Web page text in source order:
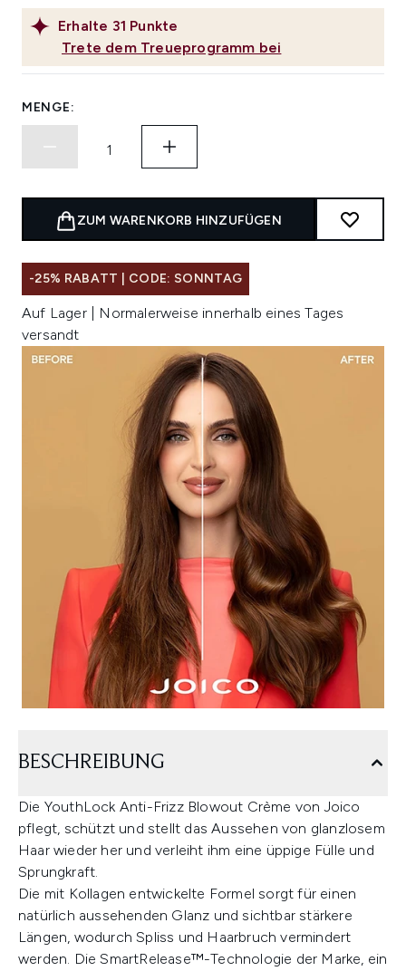
Erhalte 31 Punkte
Trete dem Treueprogramm bei
MENGE:
ZUM WARENKORB HINZUFÜGEN
-25% RABATT | CODE: SONNTAG
Auf Lager | Normalerweise innerhalb eines Tages
versandt
BESCHREIBUNG
Die YouthLock Anti-Frizz Blowout Crème von Joico
pflegt, schützt und stellt das Aussehen von glanzlosem
Haar wieder her und verleiht ihm eine üppige Fülle und
Sprungkraft.
Die mit Kollagen entwickelte Formel sorgt für einen
natürlich aussehenden Glanz und sichtbar stärkere
Längen, wodurch Spliss und Haarbruch vermindert
werden. Die SmartRelease™-Technologie der Marke, ein